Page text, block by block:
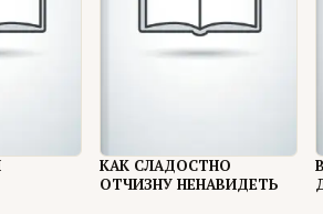
КАК СЛАДОСТНО
ОТЧИЗНУ НЕНАВИДЕТЬ